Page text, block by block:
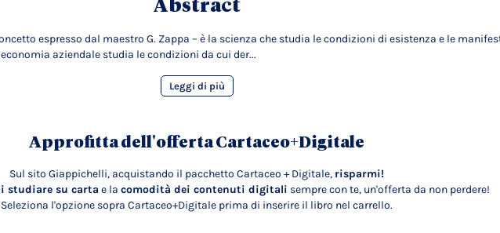
Abstract
espresso dal maestro G. Zappa – è la scienza che studia le condizioni di esistenza e le
aziendale studia le condizioni da cui der...
Leggi di più
Approfitta dell'offerta Cartaceo+Digitale
Sul sito Giappichelli, acquistando il pacchetto Cartaceo + Digitale, risparmi!
studiare su carta e la comodità dei contenuti digitali sempre con te, un'offerta da non perdere!
Seleziona l'opzione sopra Cartaceo+Digitale prima di inserire il libro nel carrello.